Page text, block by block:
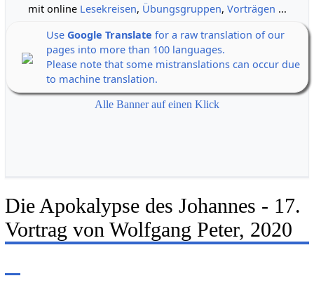
mit online Lesekreisen, Übungsgruppen, Vorträgen ...
Use Google Translate for a raw translation of our
pages into more than 100 languages.
Please note that some mistranslations can occur due
to machine translation.
Alle Banner auf einen Klick
Die Apokalypse des Johannes - 17.
Vortrag von Wolfgang Peter, 2020